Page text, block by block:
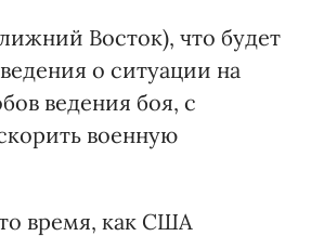
Восток), что будет
о ситуации на
ведения боя, с
военную
то время, как США